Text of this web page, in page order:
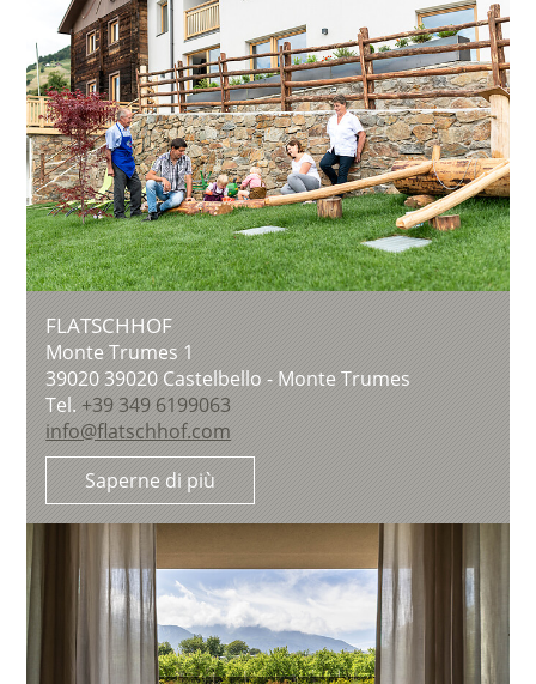
FLATSCHHOF
Monte Trumes 1
3902039020 Castelbello - Monte Trumes
Tel. +39 349 6199063
info@flatschhof.com
Saperne di più